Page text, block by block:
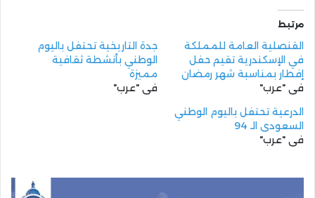
مرتبط
القنصلية العامة للمملكة
في الإسكندرية تقيم حفل
إفطار بمناسبة شهر رمضان
في "عرب"
جدة التاريخية تحتفل باليوم
الوطني بأنشطة ثقافية
مميزة
في "عرب"
الدرعية تحتفل باليوم الوطني
السعودي الـ 94
في "عرب"